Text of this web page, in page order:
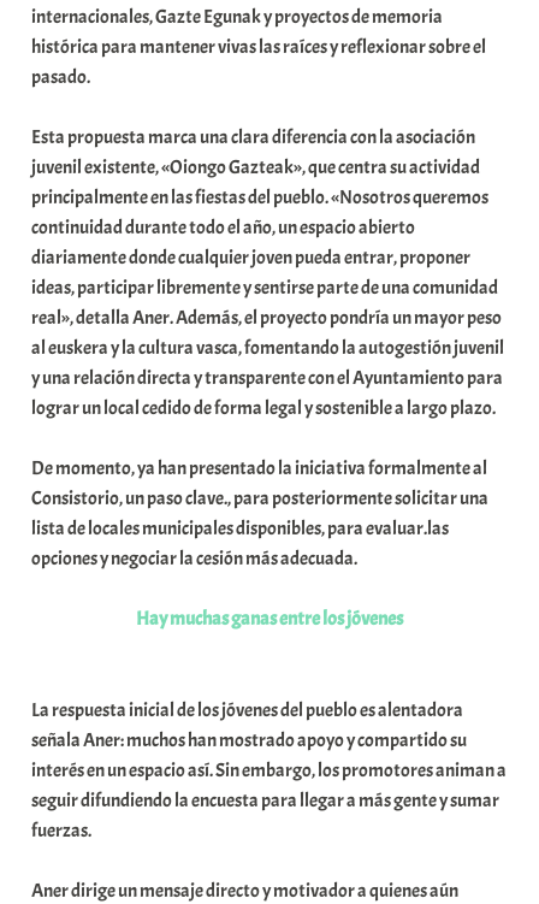
internacionales, Gazte Egunak y proyectos de memoria
histórica para mantener vivas las raíces y reflexionar sobre el
pasado.
Esta propuesta marca una clara diferencia con la asociación
juvenil existente, «Oiongo Gazteak», que centra su actividad
principalmente en las fiestas del pueblo. «Nosotros queremos
continuidad durante todo el año, un espacio abierto
diariamente donde cualquier joven pueda entrar, proponer
ideas, participar libremente y sentirse parte de una comunidad
real», detalla Aner. Además, el proyecto pondría un mayor peso
al euskera y la cultura vasca, fomentando la autogestión juvenil
y una relación directa y transparente con el Ayuntamiento para
lograr un local cedido de forma legal y sostenible a largo plazo.
De momento, ya han presentado la iniciativa formalmente al
Consistorio, un paso clave., para posteriormente solicitar una
lista de locales municipales disponibles, para evaluar.las
opciones y negociar la cesión más adecuada.
Hay muchas ganas entre los jóvenes
La respuesta inicial de los jóvenes del pueblo es alentadora
señala Aner: muchos han mostrado apoyo y compartido su
interés en un espacio así. Sin embargo, los promotores animan a
seguir difundiendo la encuesta para llegar a más gente y sumar
fuerzas.
Aner dirige un mensaje directo y motivador a quienes aún